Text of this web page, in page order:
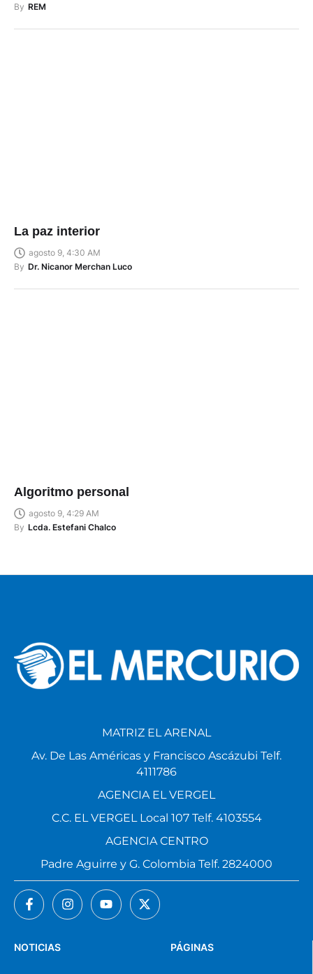
By REM
La paz interior
agosto 9, 4:30 AM
By Dr. Nicanor Merchan Luco
Algoritmo personal
agosto 9, 4:29 AM
By Lcda. Estefani Chalco
PÁGINAS
NOTICIAS
MATRIZ EL ARENAL
Av. De Las Américas y Francisco Ascázubi Telf.
4111786
AGENCIA EL VERGEL
C.C. EL VERGEL Local 107 Telf. 4103554
AGENCIA CENTRO
Padre Aguirre y G. Colombia Telf. 2824000